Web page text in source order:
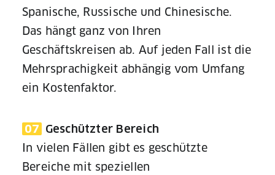
Spanische, Russische und Chinesische.
Das hängt ganz von Ihren
Geschäftskreisen ab. Auf jeden Fall ist die
Mehrsprachigkeit abhängig vom Umfang
ein Kostenfaktor.
07 Geschützter Bereich
In vielen Fällen gibt es geschützte
Bereiche mit speziellen